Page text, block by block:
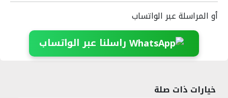
أو المراسلة عبر الواتساب
خيارات ذات صلة